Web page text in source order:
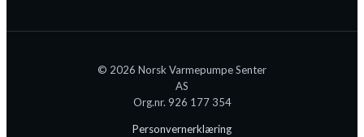
© 2026 Norsk Varmepumpe Senter
AS
Org.nr. 926 177 354
Personvernerklæring